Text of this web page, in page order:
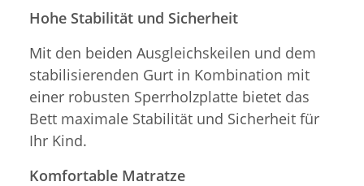
Hohe Stabilität und Sicherheit
Mit den beiden Ausgleichskeilen und dem
stabilisierenden Gurt in Kombination mit
einer robusten Sperrholzplatte bietet das
Bett maximale Stabilität und Sicherheit für
Ihr Kind.
Komfortable Matratze